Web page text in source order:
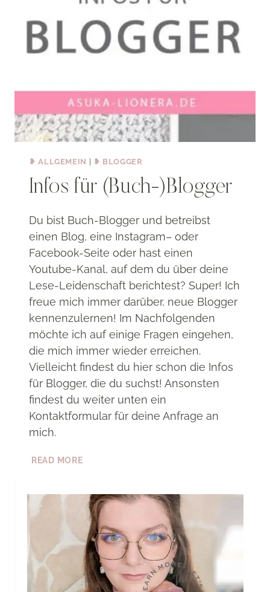
❥ ALLGEMEIN ❥ BLOGGER
Infos für (Buch-)Blogger
Du bist Buch-Blogger und betreibst
einen Blog, eine Instagram– oder
Facebook-Seite oder hast einen
Youtube-Kanal, auf dem du über deine
Lese-Leidenschaft berichtest? Super! Ich
freue mich immer darüber, neue Blogger
kennenzulernen! Im Nachfolgenden
möchte ich auf einige Fragen eingehen,
die mich immer wieder erreichen.
Vielleicht findest du hier schon die Infos
für Blogger, die du suchst! Ansonsten
findest du weiter unten ein
Kontaktformular für deine Anfrage an
mich.
READ MOREINFOS